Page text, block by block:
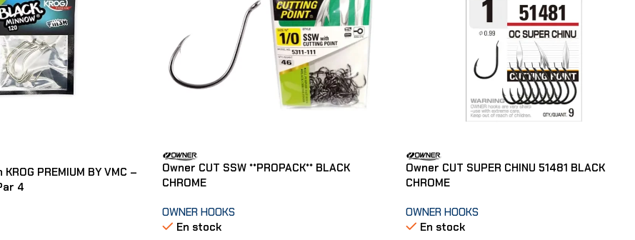
PREMIUM BY VMC –
4
Owner CUT SSW **PROPACK** BLACK
CHROME
OWNER HOOKS
En stock
Owner CUT SUPER CHINU 51481 BLACK
CHROME
OWNER HOOKS
En stock